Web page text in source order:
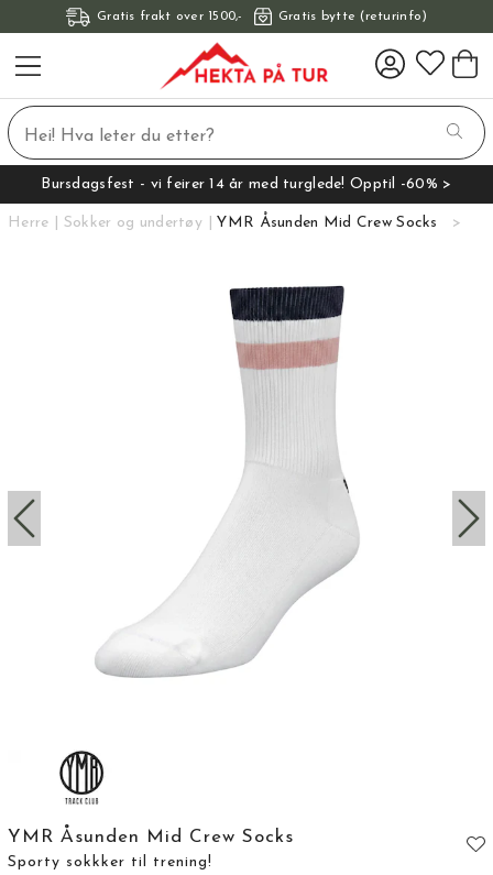
Gratis frakt over 1500,- Gratis bytte (returinfo)
Bursdagsfest - vi feirer 14 år med turglede! Opptil -60% >
Herre Sokker og undertøy YMR Åsunden Mid Crew Socks
YMR Åsunden Mid Crew Socks
Sporty sokkker til trening!